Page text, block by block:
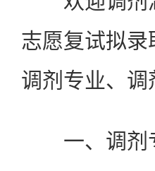
志愿复试拟
调剂专业、
一、调剂